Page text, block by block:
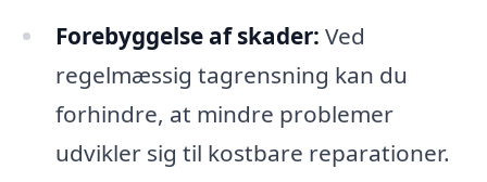
Forebyggelse af skader: Ved
regelmæssig tagrensning kan du
forhindre, at mindre problemer
udvikler sig til kostbare reparationer.